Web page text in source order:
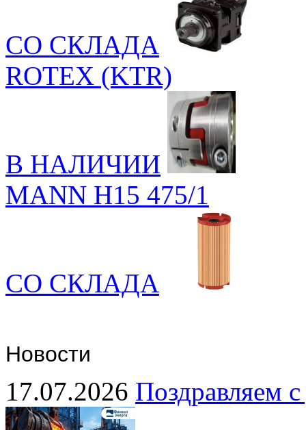
СО СКЛАДА
ROTEX (KTR)
В НАЛИЧИИ
MANN H15 475/1
СО СКЛАДА
Новости
17.07.2026 Поздравляем